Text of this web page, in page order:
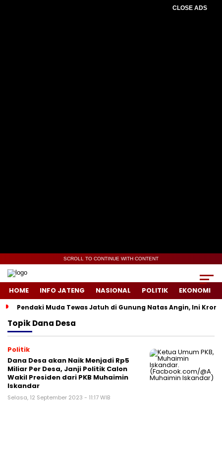
CLOSE ADS
SCROLL TO CONTINUE WITH CONTENT
HOME INFO JATENG NASIONAL POLITIK EKONOMI
Pendaki Muda Tewas Jatuh di Gunung Natas Angin, Ini
TopikDana Desa
Politik
Dana Desa akan Naik Menjadi Rp5
Miliar Per Desa, Janji Politik Calon
Wakil Presiden dari PKB Muhaimin
Iskandar
Selasa, 12 September 2023 - 11:17 WIB